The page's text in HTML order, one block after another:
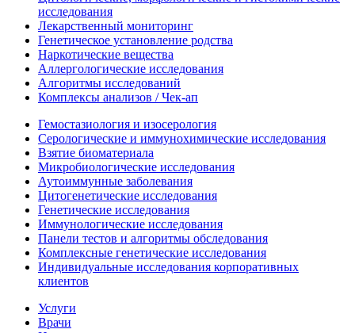
исследования
Лекарственный мониторинг
Генетическое установление родства
Наркотические вещества
Аллергологические исследования
Алгоритмы исследований
Комплексы анализов / Чек-ап
Гемостазиология и изосерология
Серологические и иммунохимические исследования
Взятие биоматериала
Микробиологические исследования
Аутоиммунные заболевания
Цитогенетические исследования
Генетические исследования
Иммунологические исследования
Панели тестов и алгоритмы обследования
Комплексные генетические исследования
Индивидуальные исследования корпоративных
клиентов
Услуги
Врачи